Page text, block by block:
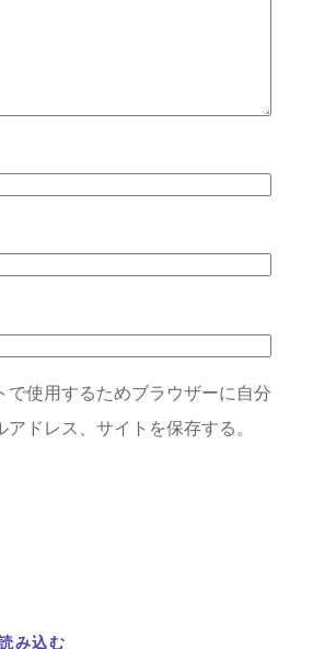
で使用するためブラウザーに自分
ドレス、サイトを保存する。
み込む